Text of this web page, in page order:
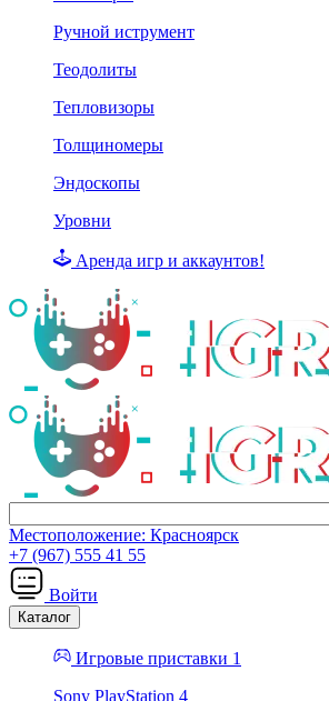
Ручной иструмент
Теодолиты
Тепловизоры
Толщиномеры
Эндоскопы
Уровни
Аренда игр и аккаунтов!
Местоположение: Красноярск
+7 (967) 555 41 55
Войти
Каталог
Игровые приставки 1
Sony PlayStation 4